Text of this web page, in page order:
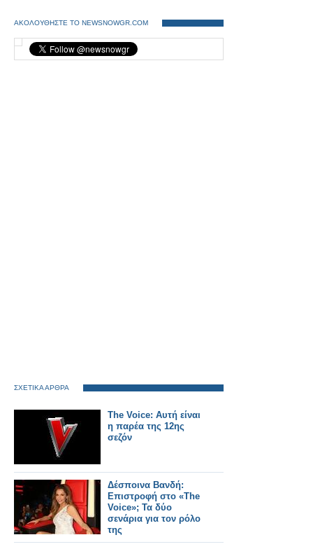
ΑΚΟΛΟΥΘΗΣΤΕ ΤΟ NEWSNOWGR.COM
ΣΧΕΤΙΚΑ ΑΡΘΡΑ
The Voice: Αυτή είναι
η παρέα της 12ης
σεζόν
Δέσποινα Βανδή:
Επιστροφή στο «The
Voice»; Τα δύο
σενάρια για τον ρόλο
της